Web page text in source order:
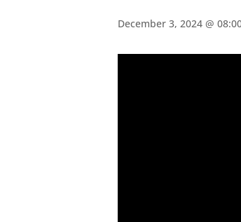
December 3, 2024 @